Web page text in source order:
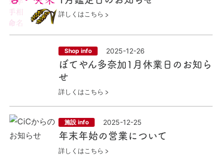
詳しくはこちら
Shop info 2025-12-26
ぼてやん多奈加1月休業日のお知ら
せ
詳しくはこちら
施設 info 2025-12-25
年末年始の営業について
詳しくはこちら